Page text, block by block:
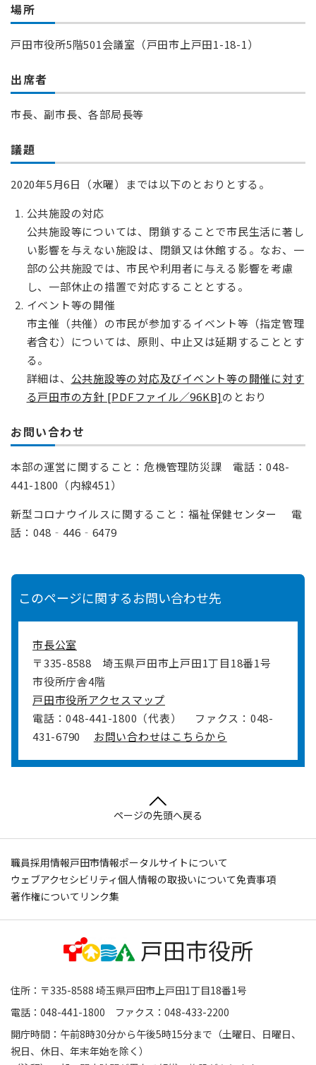
場所
戸田市役所5階501会議室（戸田市上戸田1-18-1）
出席者
市長、副市長、各部局長等
議題
2020年5月6日（水曜）までは以下のとおりとする。
公共施設の対応
公共施設等については、閉鎖することで市民生活に著し
い影響を与えない施設は、閉鎖又は休館する。なお、一
部の公共施設では、市民や利用者に与える影響を考慮
し、一部休止の措置で対応することとする。
イベント等の開催
市主催（共催）の市民が参加するイベント等（指定管理
者含む）については、原則、中止又は延期することとす
る。
詳細は、 公共施設等の対応及びイベント等の開催に対す
る戸田市の方針 [PDFファイル／96KB]のとおり
お問い合わせ
本部の運営に関すること：危機管理防災課 電話：048-
441-1800（内線451）
新型コロナウイルスに関すること： 福祉保健センター 電
話：048‐446‐6479
このページに関するお問い合わせ先
市長公室
〒335-8588
埼玉県戸田市上戸田1丁目18番1号
市役所庁舎4階
戸田市役所アクセスマップ
電話：048-441-1800（代表）
ファクス：048-
431-6790
お問い合わせはこちらから
ページの先頭へ戻る
職員採用情報戸田市情報ポータルサイトについて
ウェブアクセシビリティ個人情報の取扱いについて免責事項
著作権について リンク集
住所：〒335-8588 埼玉県戸田市上戸田1丁目18番1号
電話：048-441-1800 ファクス：048-433-2200
開庁時間：午前8時30分から午後5時15分まで（土曜日、日曜日、
祝日、休日、年末年始を除く）